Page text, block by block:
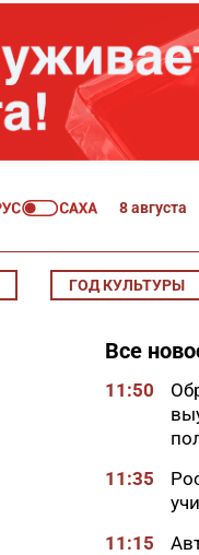
8 августа
ГОД КУЛЬТУРЫ
Все
11:50
11:35
11:15